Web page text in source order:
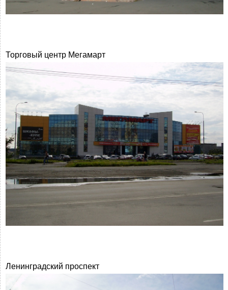
Торговый центр Мегамарт
Ленинградский проспект